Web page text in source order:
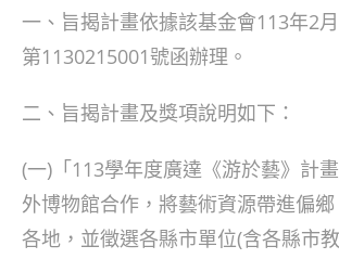
一、旨揭計畫依據該基金會113年2
第1130215001號函辦理。
二、旨揭計畫及獎項說明如下：
(一)「113學年度廣達《游於藝》計
外博物館合作，將藝術資源帶進偏
各地，並徵選各縣市單位(含各縣市